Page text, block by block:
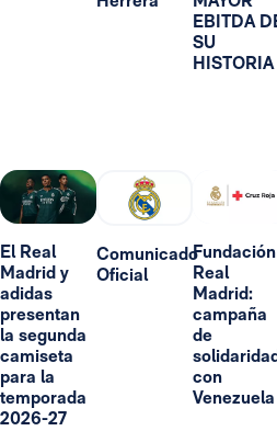
EBITDA
SU
HISTORIA
El Real
Madrid y
adidas
presentan
la segunda
camiseta
para la
temporada
2026-27
Comunicado
Oficial
Fundación
Real
Madrid:
campaña
de
solidaridad
con
Venezuela